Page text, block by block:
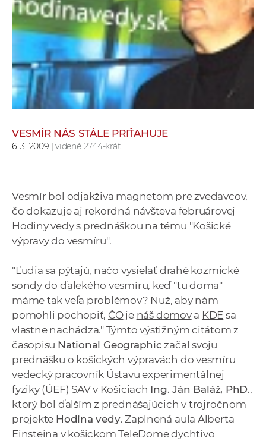
p
r
v
c
h
a
a
v
n
k
o
c
h
S
VESMÍR NÁS STÁLE PRIŤAHUJE
6. 3. 2009| videné 2744-krát
Vesmír bol odjakživa magnetom pre zvedavcov,
čo dokazuje aj rekordná návšteva februárovej
Hodiny vedy s prednáškou na tému "Košické
výpravy do vesmíru".
"Ľudia sa pýtajú, načo vysielať drahé kozmické
sondy do ďalekého vesmíru, keď "tu doma"
máme tak veľa problémov? Nuž, aby nám
pomohli pochopiť, ČOje náš domova KDE sa
vlastne nachádza." Týmto výstižným citátom z
časopisu National Geographic začal svoju
prednášku o košických výpravách do vesmíru
vedecký pracovník Ústavu experimentálnej
fyziky (ÚEF) SAV v Košiciach Ing. Ján Baláž, PhD.,
ktorý bol ďalším z prednášajúcich v trojročnom
projekte Hodina vedy. Zaplnená aula Alberta
Einsteina v košickom TeleDome dychtivo